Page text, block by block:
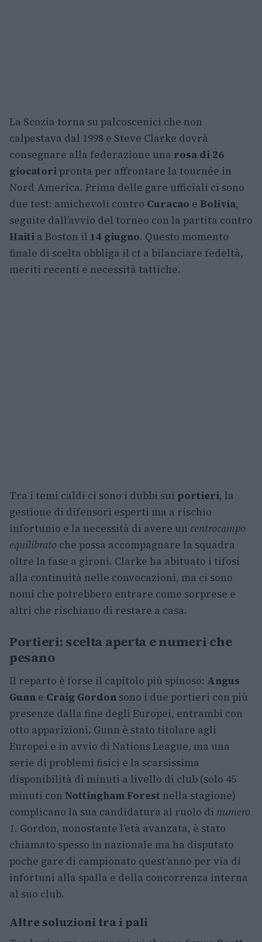
La Scozia torna su palcoscenici che non
calpestava dal 1998 e Steve Clarke dovrà
consegnare alla federazione una rosa di 26
giocatoripronta per affrontare la tournée in
Nord America. Prima delle gare ufficiali ci sono
due test: amichevoli contro Curacao e Bolivia,
seguite dall’avvio del torneo con la partita contro
Haiti a Boston il 14 giugno. Questo momento
finale di scelta obbliga il ct a bilanciare fedeltà,
meriti recenti e necessità tattiche.
Tra i temi caldi ci sono i dubbi sui portieri, la
gestione di difensori esperti ma a rischio
infortunio e la necessità di avere un centrocampo
equilibrato che possa accompagnare la squadra
oltre la fase a gironi. Clarke ha abituato i tifosi
alla continuità nelle convocazioni, ma ci sono
nomi che potrebbero entrare come sorprese e
altri che rischiano di restare a casa.
Portieri: scelta aperta e numeri che
pesano
Il reparto è forse il capitolo più spinoso: Angus
Gunn e Craig Gordon sono i due portieri con più
presenze dalla fine degli Europei, entrambi con
otto apparizioni. Gunn è stato titolare agli
Europei e in avvio di Nations League, ma una
serie di problemi fisici e la scarsissima
disponibilità di minuti a livello di club (solo 45
minuti con Nottingham Forest nella stagione)
complicano la sua candidatura al ruolo di numero
1. Gordon, nonostante l’età avanzata, è stato
chiamato spesso in nazionale ma ha disputato
poche gare di campionato quest’anno per via di
infortuni alla spalla e della concorrenza interna
al suo club.
Altre soluzioni tra i pali